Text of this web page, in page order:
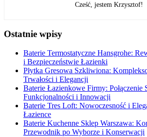
Cześć, jestem Krzysztof!
Ostatnie wpisy
Baterie Termostatyczne Hansgrohe:
i Bezpieczeństwie Łazienki
Płytka Gresowa Szkliwiona:
Trwałości i Elegancji
Baterie Łazienkowe Firmy: Połączenie
Funkcjonalności i Innowacji
Baterie Tres Loft: Nowoczesność i
Łazience
Baterie Kuchenne Sklep Warszawa:
Przewodnik po Wyborze i Konserwacji